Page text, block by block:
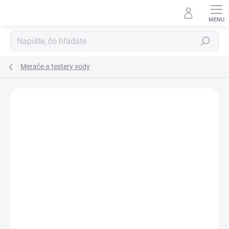
Hľadať
Merače a testery vody